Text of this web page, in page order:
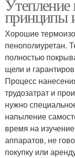
принципы
Хорошие
пенополиуретан.
полностью
щели и
Процесс
трудозатрат и
нужно
напыление
время на
аппаратов, не
покупку или